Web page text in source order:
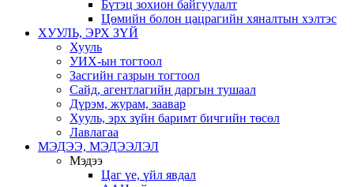
Бүтэц зохион байгуулалт
Цөмийн болон цацрагийн хяналтын хэлтэс
ХУУЛЬ, ЭРХ ЗҮЙ
Хууль
УИХ-ын тогтоол
Засгийн газрын тогтоол
Сайд, агентлагийн даргын тушаал
Дүрэм, журам, заавар
Хууль, эрх зүйн баримт бичгийн төсөл
Лавлагаа
МЭДЭЭ, МЭДЭЭЛЭЛ
Мэдээ
Цаг үе, үйл явдал